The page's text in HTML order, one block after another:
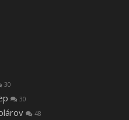
30
30
48